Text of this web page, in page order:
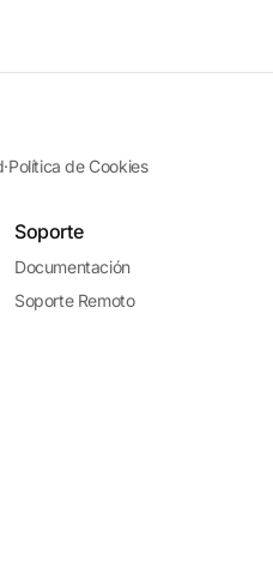
·Política de Cookies
Soporte
Documentación
Soporte Remoto